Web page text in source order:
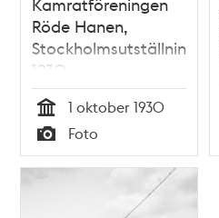
Kamratföreningen
Röde Hanen,
Stockholmsutställningen
1930
Tid
1 oktober 1930
Typ
Foto